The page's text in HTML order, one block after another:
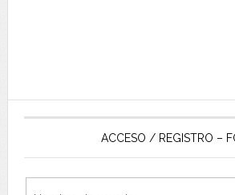
ACCESO / REGISTRO –